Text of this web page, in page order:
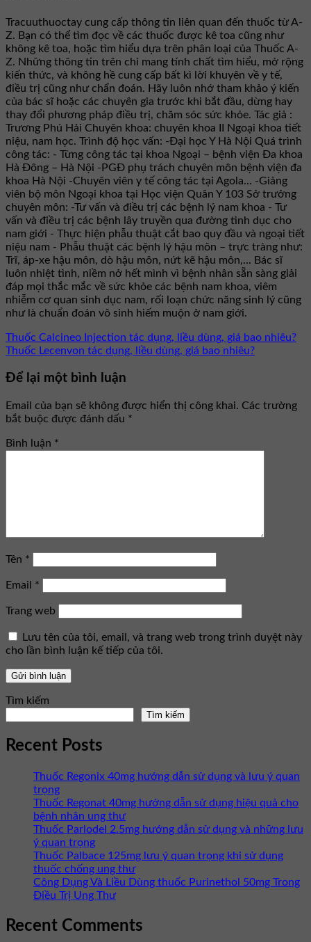
Tracuuthuoctay cung cấp thông tin liên quan đến thuốc từ A-
Z. Bạn có thể tìm đọc về các thuốc được kê toa cũng như
không kê toa, hoặc tìm hiểu dựa trên phân loại của Thuốc A-
Z. Những thông tin trên chỉ mang tính chất tìm hiểu, mở rộng
kiến thức, và không hề cung cấp bất kì lời khuyên về y tế,
điều trị cũng như chẩn đoán. Hãy luôn nhớ tham khảo ý kiến
của bác sĩ hoặc các chuyên gia trước khi bắt đầu, dừng hay
thay đổi phương pháp điều trị, chăm sóc sức khỏe. Tác giả :
Trương Phú Hải Chuyên khoa: chuyên khoa II Ngoại khoa tiết
niệu, nam học. Trình độ học vấn: -Đại học Y Hà Nội Quá trình
công tác: - Từng công tác tại khoa Ngoại – bệnh viện Đa khoa
Hà Đông – Hà Nội -PGĐ phụ trách chuyên môn bệnh viện đa
khoa Hà Nội -Chuyên viên y tế công tác tại Agola... -Giảng
viên bộ môn Ngoại khoa tại Học viện Quân Y 103 Sở trưởng
chuyên môn: -Tư vấn và điều trị các bệnh lý nam khoa - Tư
vấn và điều trị các bệnh lây truyền qua đường tình dục cho
nam giới - Thực hiện phẫu thuật cắt bao quy đầu và ngoại tiết
niệu nam - Phẫu thuật các bệnh lý hậu môn – trực tràng như:
Trĩ, áp-xe hậu môn, dò hậu môn, nứt kẽ hậu môn,... Bác sĩ
luôn nhiệt tình, niềm nở hết mình vì bệnh nhân sẵn sàng giải
đáp mọi thắc mắc về sức khỏe các bệnh nam khoa, viêm
nhiễm cơ quan sinh dục nam, rối loạn chức năng sinh lý cũng
như là chuẩn đoán vô sinh hiếm muộn ở nam giới.
Thuốc Calcineo Injection tác dụng, liều dùng, giá bao nhiêu?
Thuốc Lecenvon tác dụng, liều dùng, giá bao nhiêu?
Để lại một bình luận
Email của bạn sẽ không được hiển thị công khai. Các trường
bắt buộc được đánh dấu *
Bình luận *
Tên *
Email *
Trang web
Lưu tên của tôi, email, và trang web trong trình duyệt này
cho lần bình luận kế tiếp của tôi.
Tìm kiếm
Tìm kiếm
Recent Posts
Thuốc Regonix 40mg hướng dẫn sử dụng và lưu ý quan
trọng
Thuốc Regonat 40mg hướng dẫn sử dụng hiệu quả cho
bệnh nhân ung thư
Thuốc Parlodel 2.5mg hướng dẫn sử dụng và những lưu
ý quan trọng
Thuốc Palbace 125mg lưu ý quan trọng khi sử dụng
thuốc chống ung thư
Công Dụng Và Liều Dùng thuốc Purinethol 50mg Trong
Điều Trị Ung Thư
Recent Comments